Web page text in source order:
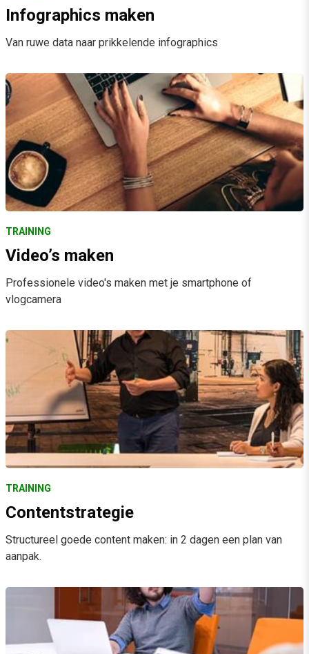
Infographics maken
Van ruwe data naar prikkelende infographics
TRAINING
Video’s maken
Professionele video's maken met je smartphone of
vlogcamera
TRAINING
Contentstrategie
Structureel goede content maken: in 2 dagen een plan van
aanpak.